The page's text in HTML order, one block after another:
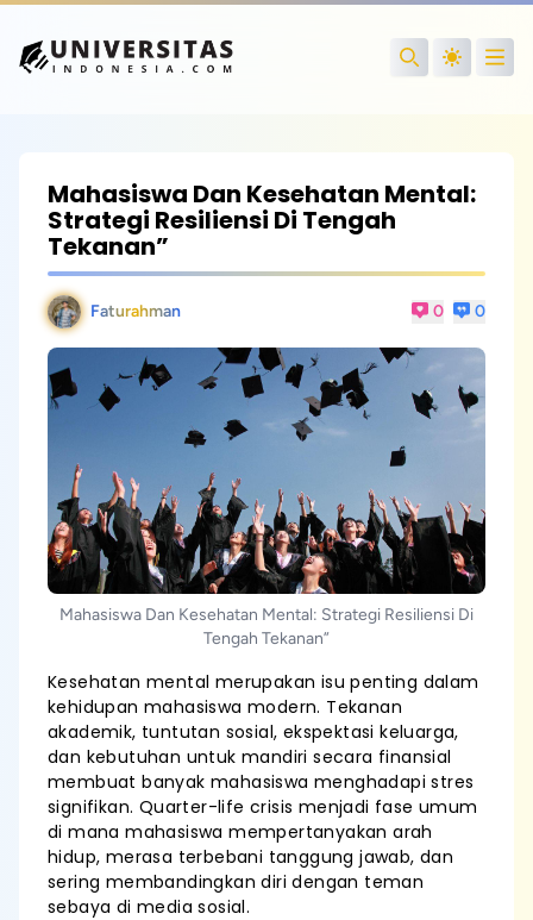
Search
Mahasiswa Dan Kesehatan Mental:
Strategi Resiliensi Di Tengah
Tekanan”
Faturahman 0 0
Mahasiswa Dan Kesehatan Mental: Strategi Resiliensi Di
Tengah Tekanan”
Kesehatan mental merupakan isu penting dalam
kehidupan mahasiswa modern. Tekanan
akademik, tuntutan sosial, ekspektasi keluarga,
dan kebutuhan untuk mandiri secara finansial
membuat banyak mahasiswa menghadapi stres
signifikan. Quarter-life crisis menjadi fase umum
di mana mahasiswa mempertanyakan arah
hidup, merasa terbebani tanggung jawab, dan
sering membandingkan diri dengan teman
sebaya di media sosial.